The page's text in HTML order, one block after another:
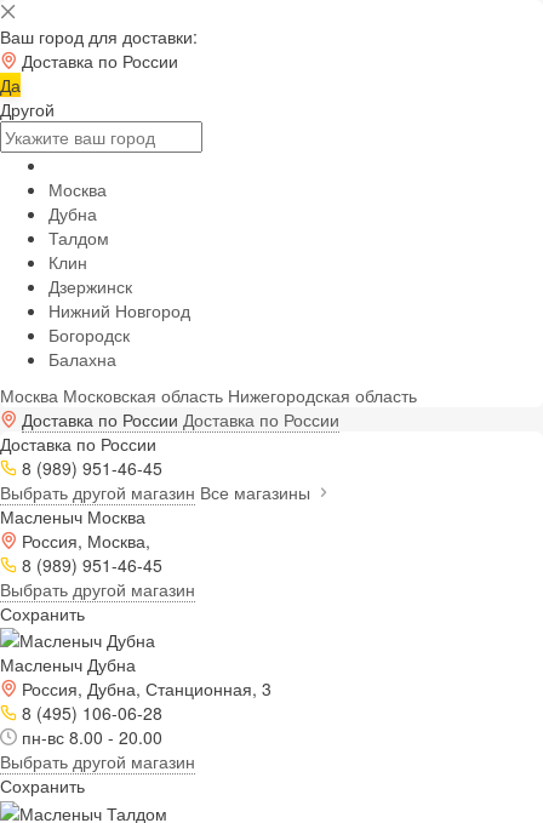
Ваш город для доставки:
Доставка по России
Да
Другой
Москва
Дубна
Талдом
Клин
Дзержинск
Нижний Новгород
Богородск
Балахна
Москва Московская область Нижегородская область
Доставка по России Доставка по России
Доставка по России
8 (989) 951-46-45
Выбрать другой магазин Все магазины
Масленыч Москва
Россия, Москва,
8 (989) 951-46-45
Выбрать другой магазин
Сохранить
Масленыч Дубна
Россия, Дубна, Станционная, 3
8 (495) 106-06-28
пн-вс 8.00 - 20.00
Выбрать другой магазин
Сохранить